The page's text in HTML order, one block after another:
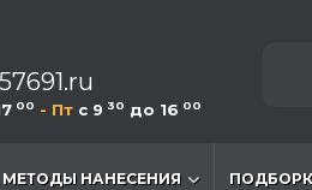
00 - Пт c 9 30 до 16 00
МЕТОДЫ НАНЕСЕНИЯ